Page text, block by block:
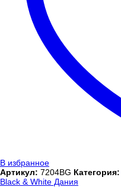
В избранное
Артикул: 7204BG Категория:
Black & White Дания